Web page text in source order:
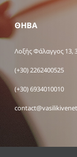
ΘΗΒΑ
Λοξής Φάλαγγος 13,
(+30) 2262400525
(+30) 6934010010